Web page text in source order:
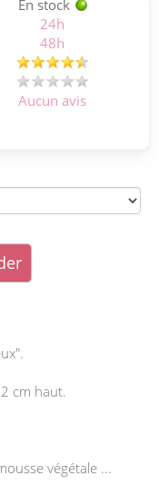
En stock
24h
48h
Aucun avis
cm haut.
végétale ...